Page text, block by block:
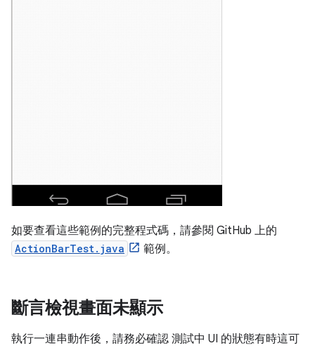
如要查看這些範例的完整程式碼，請參閱 GitHub 上的
ActionBarTest.java 範例。
斷言檢視畫面未顯示
執行一連串動作後，請務必確認 測試中 UI 的狀態有時這可